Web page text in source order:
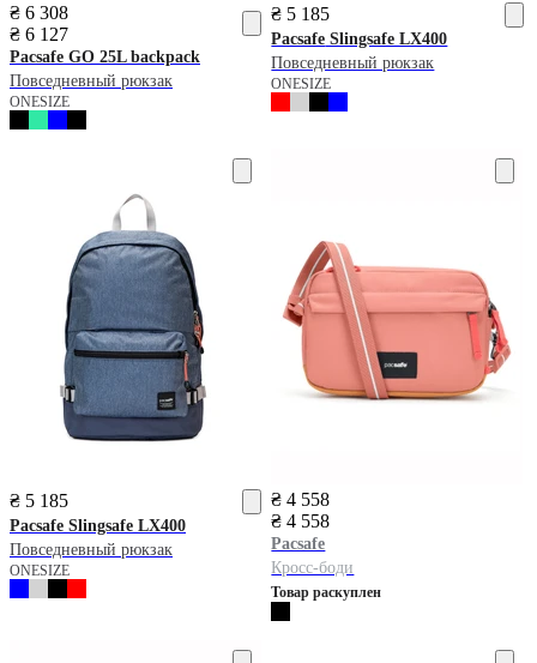
₴ 6 308
₴ 6 127
Pacsafe GO 25L backpack
Повседневный рюкзак
ONESIZE
₴ 5 185
Pacsafe Slingsafe LX400
Повседневный рюкзак
ONESIZE
₴ 5 185
Pacsafe Slingsafe LX400
Повседневный рюкзак
ONESIZE
₴ 4 558
₴ 4 558
Pacsafe
Кросс-боди
Товар раскуплен